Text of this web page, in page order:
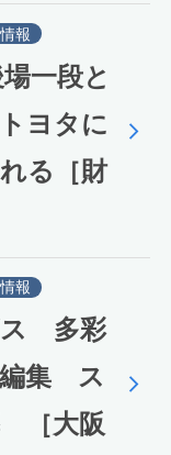
報
一段と
ヨタに
る［財
報
ス 多彩
集 ス
［大阪